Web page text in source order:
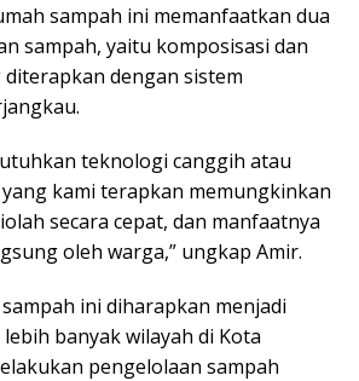
sampah ini memanfaatkan dua
sampah, yaitu komposisasi dan
dengan sistem
teknologi canggih atau
yang kami terapkan memungkinkan
secara cepat, dan manfaatnya
oleh warga,” ungkap Amir.
ini diharapkan menjadi
banyak wilayah di Kota
pengelolaan sampah